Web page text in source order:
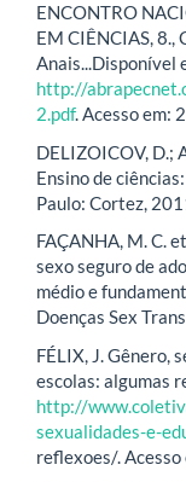
ENCONTRO
EM CIÊNCIAS, 8.,
Anais...Disponível
http://
2.pdf. Acesso em:
DELIZOICOV, D.;
Ensino de
Paulo: Cortez,
FAÇANHA, M. C.
sexo seguro de
médio e
Doenças Sex
FÉLIX, J. Gênero,
escolas: algumas
http://
sexualidades-e-
reflexoes/.